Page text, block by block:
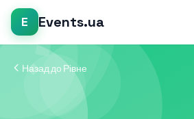
E Events.ua
Назад до Рівне